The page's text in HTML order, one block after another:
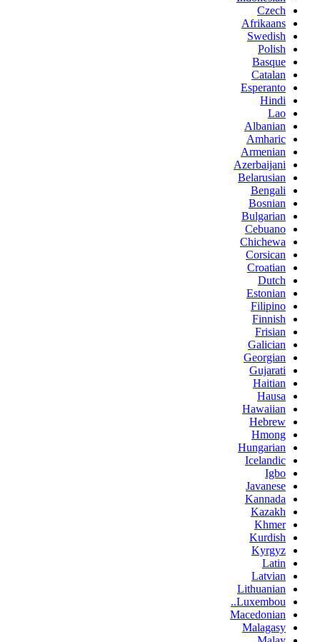
Czech
Afrikaans
Swedish
Polish
Basque
Catalan
Esperanto
Hindi
Lao
Albanian
Amharic
Armenian
Azerbaijani
Belarusian
Bengali
Bosnian
Bulgarian
Cebuano
Chichewa
Corsican
Croatian
Dutch
Estonian
Filipino
Finnish
Frisian
Galician
Georgian
Gujarati
Haitian
Hausa
Hawaiian
Hebrew
Hmong
Hungarian
Icelandic
Igbo
Javanese
Kannada
Kazakh
Khmer
Kurdish
Kyrgyz
Latin
Latvian
Lithuanian
Luxembou..
Macedonian
Malagasy